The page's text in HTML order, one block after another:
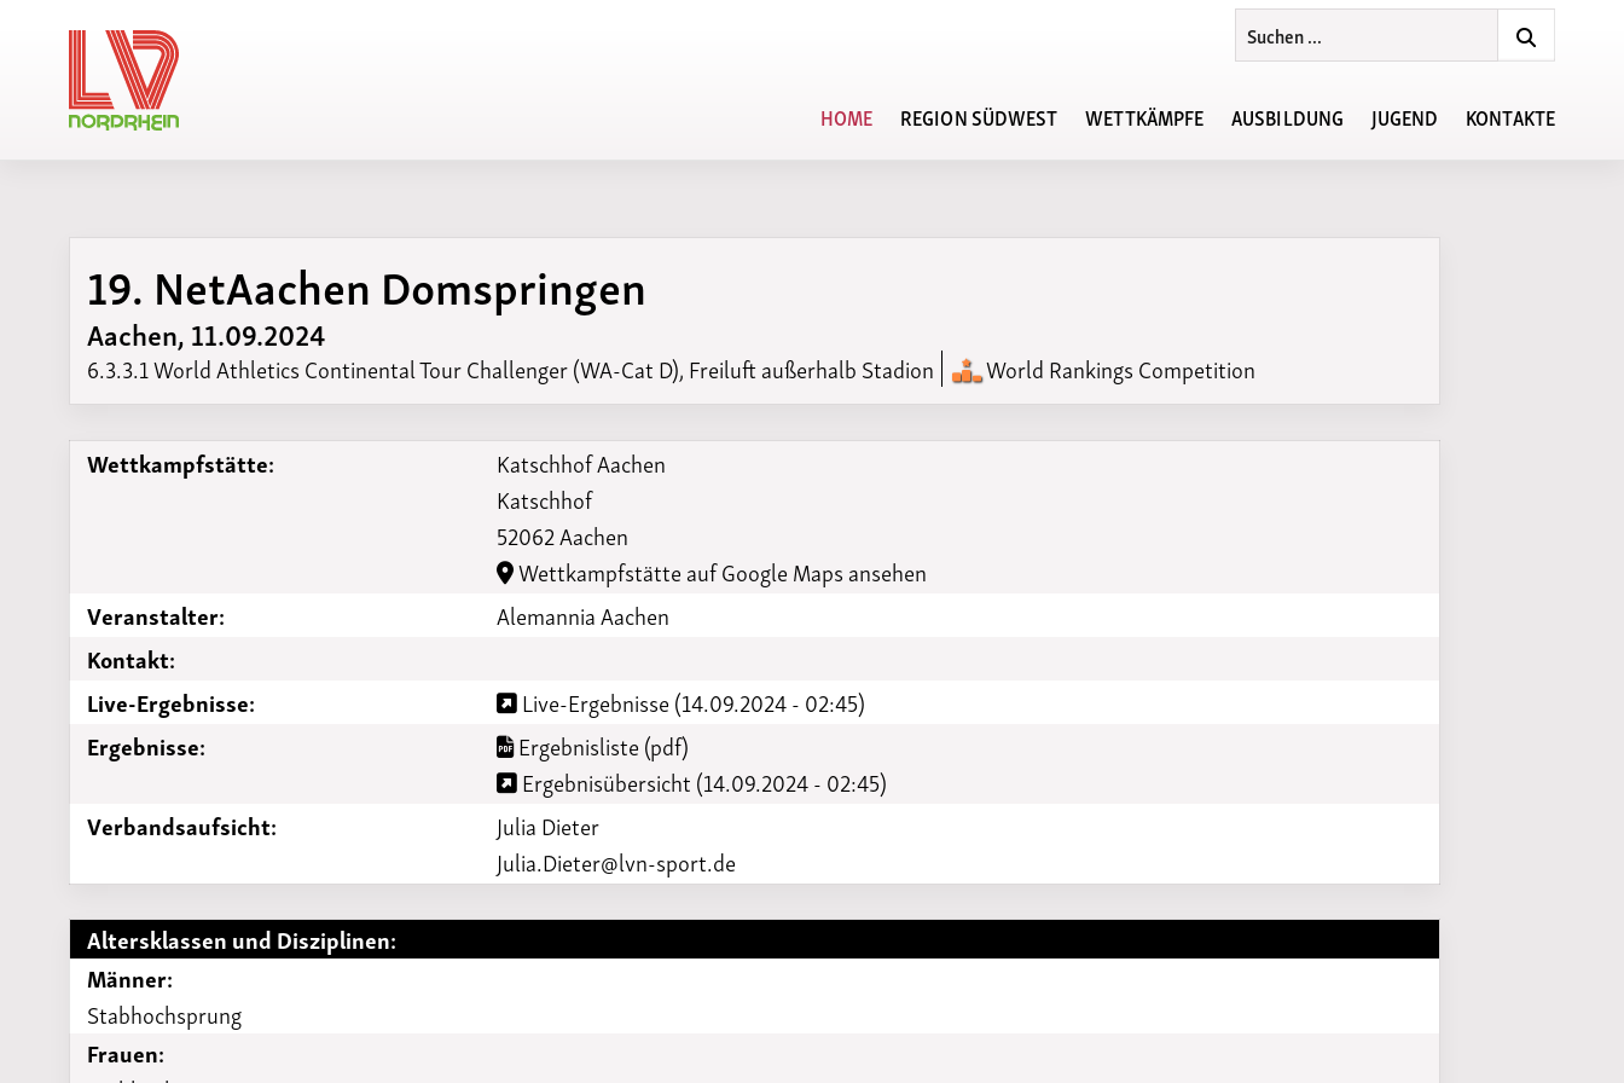
HOME REGION SÜDWEST WETTKÄMPFE
Änderungen der DLO
Veranstaltungskalender
AUSBILDUNG
Ansprechpartner
JUGEND
Regionsjugendvorstand
KONTAKTE
19. NetAachen Domspringen
Aachen, 11.09.2024
6.3.3.1 World Athletics Continental Tour Challenger (WA-Cat D), Freiluft außerhalb Stadion World Rankings Competition
Wettkampfstätte:
Katschhof Aachen
Katschhof
52062 Aachen
Wettkampfstätte auf Google Maps ansehen
Veranstalter:
Alemannia Aachen
Kontakt:
Live-Ergebnisse:
Live-Ergebnisse (14.09.2024 - 02:45)
Ergebnisse:
Ergebnisliste (pdf)
Ergebnisübersicht (14.09.2024 - 02:45)
Verbandsaufsicht:
Julia Dieter
Julia.Dieter@lvn-sport.de
Altersklassen und Disziplinen:
Männer:
Stabhochsprung
Frauen: